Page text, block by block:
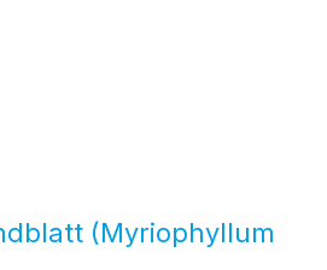
(Myriophyllum